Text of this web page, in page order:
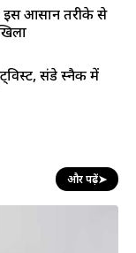
इस आसान तरीके से
संडे स्नैक में
और पढ़ें➤